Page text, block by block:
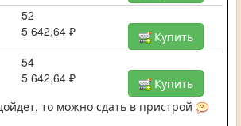
52
5 642,64 ₽
Купить
54
5 642,64 ₽
Купить
то можно сдать в пристрой